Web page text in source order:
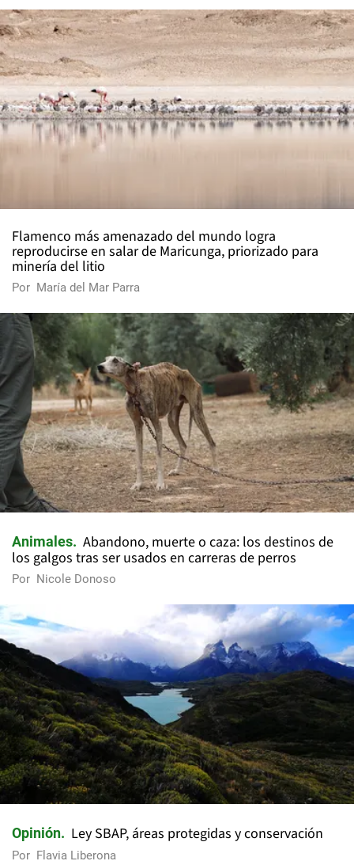
Flamenco más amenazado del mundo logra
reproducirse en salar de Maricunga, priorizado para
minería del litio
Por María del Mar Parra
Animales
Abandono, muerte o caza: los destinos de
los galgos tras ser usados en carreras de perros
Por Nicole Donoso
Opinión Ley SBAP, áreas protegidas y conservación
Por Flavia Liberona